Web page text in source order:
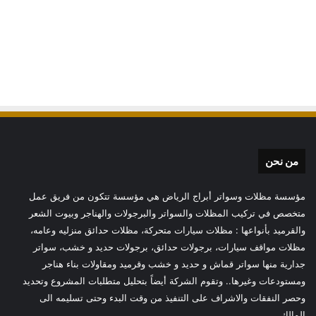
من نحن
مؤسسة مظلات وسواتر أبراج الرياض هي مؤسسة تتكون من فريق عمل
متخصص في تركيب المظلات والسواتر والبرجولات والهناجر وبيوت الشعر
والقرميد بأنواعها : مظلات سيارات متحركة، مظلات حدائق منزليه وعامه،
مظلات مواقف سيارات، برجولات حدائق، برجولات حديد و خشب، سواتر
جدارية منها سواتر قماش و حديد و خشب وقرميد ومقاولات بناء هناجر
ومستودعات وغيرها.. وتقوم الشركة أيضاً بتحليل متطلبات المشروع وتحديد
وحصر النفقات والاشراف على التنفيذ من وقت البدء وحتى تسليمه الى